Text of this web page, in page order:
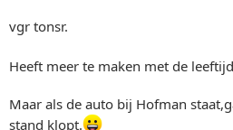
vgr tonsr.
Heeft meer te maken met de
Maar als de auto bij Hofman
stand klopt.